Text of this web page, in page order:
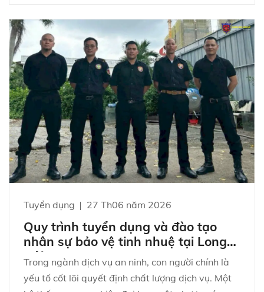
Tuyển dụng 27 Th06 năm 2026
Quy trình tuyển dụng và đào tạo
nhân sự bảo vệ tinh nhuệ tại Long
Hải Group
Trong ngành dịch vụ an ninh, con người chính là
yếu tố cốt lõi quyết định chất lượng dịch vụ. Một